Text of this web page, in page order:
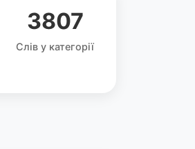
3807
Слів у категорії